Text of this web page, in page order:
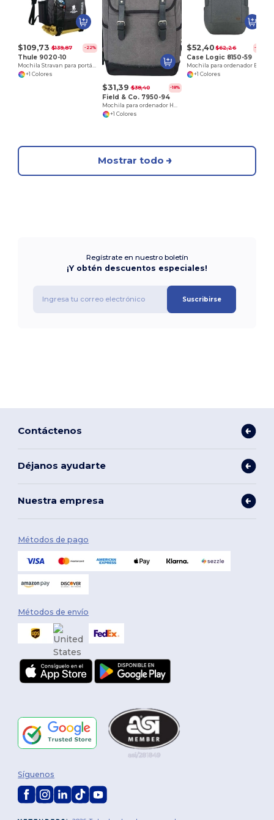
$109,73 $139,87 -22%
Thule 9020-10
+1 Colores
$31,39 $38,40 -18%
Field & Co. 7950-94
+1 Colores
$52,40 $62,26 -16%
Case Logic 8150-59
+1 Colores
Mostrar todo
Regístrate en nuestro boletín
¡Y obtén descuentos especiales!
Suscribirse
Contáctenos
Déjanos ayudarte
Nuestra empresa
Métodos de pago
Métodos de envío
Síguenos